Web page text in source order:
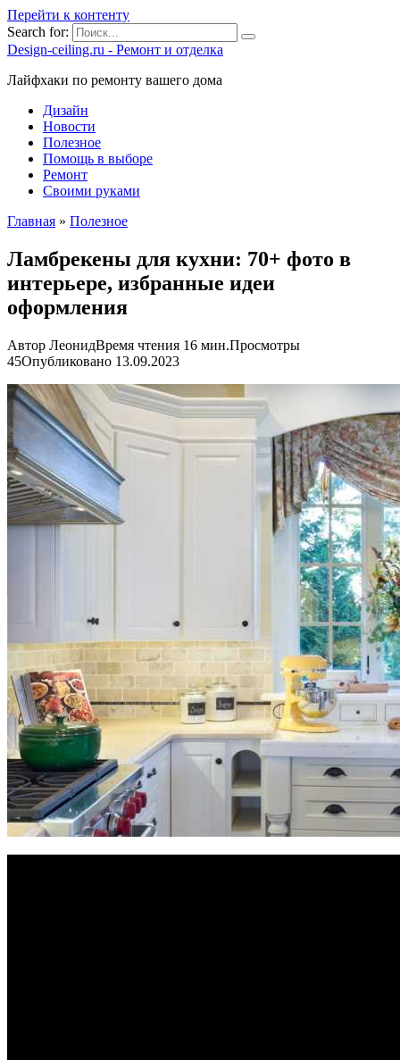
Перейти к контенту
Search for:
Design-ceiling.ru - Ремонт и отделка
Лайфхаки по ремонту вашего дома
Дизайн
Новости
Полезное
Помощь в выборе
Ремонт
Своими руками
Главная » Полезное
Ламбрекены для кухни: 70+ фото в
интерьере, избранные идеи
оформления
Автор ЛеонидВремя чтения 16 мин.Просмотры
45Опубликовано 13.09.2023